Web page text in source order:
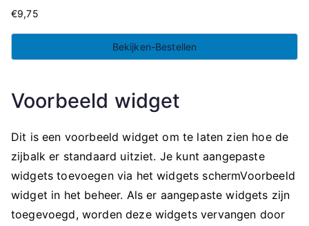
€9,75
Bekijken-Bestellen
Voorbeeld widget
Dit is een voorbeeld widget om te laten zien hoe de
zijbalk er standaard uitziet. Je kunt aangepaste
widgets toevoegen via het widgets schermVoorbeeld
widget in het beheer. Als er aangepaste widgets zijn
toegevoegd, worden deze widgets vervangen door